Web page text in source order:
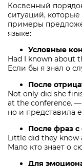
Косвенный
ситуаций,
примеры
языке:
Условные
Had I known about
Если бы я знал о
После
Not only did she
at the conference.
но и представила
После фраз
Little did they
Мало кто знает о
Для